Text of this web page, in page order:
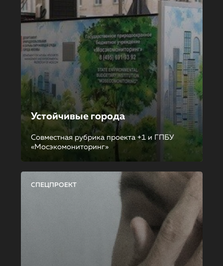
Устойчивые города
Совместная рубрика проекта +1 и ГПБУ
«Мосэкомониторинг»
СПЕЦПРОЕКТ